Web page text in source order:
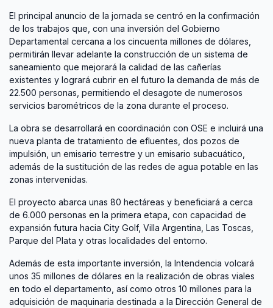
El principal anuncio de la jornada se centró en la confirmación
de los trabajos que, con una inversión del Gobierno
Departamental cercana a los cincuenta millones de dólares,
permitirán llevar adelante la construcción de un sistema de
saneamiento que mejorará la calidad de las cañerías
existentes y logrará cubrir en el futuro la demanda de más de
22.500 personas, permitiendo el desagote de numerosos
servicios barométricos de la zona durante el proceso.
La obra se desarrollará en coordinación con OSE e incluirá una
nueva planta de tratamiento de efluentes, dos pozos de
impulsión, un emisario terrestre y un emisario subacuático,
además de la sustitución de las redes de agua potable en las
zonas intervenidas.
El proyecto abarca unas 80 hectáreas y beneficiará a cerca
de 6.000 personas en la primera etapa, con capacidad de
expansión futura hacia City Golf, Villa Argentina, Las Toscas,
Parque del Plata y otras localidades del entorno.
Además de esta importante inversión, la Intendencia volcará
unos 35 millones de dólares en la realización de obras viales
en todo el departamento, así como otros 10 millones para la
adquisición de maquinaria destinada a la Dirección General de